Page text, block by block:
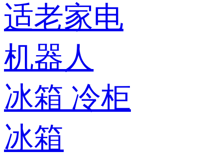
适老家电
机器人
冰箱 冷柜
冰箱